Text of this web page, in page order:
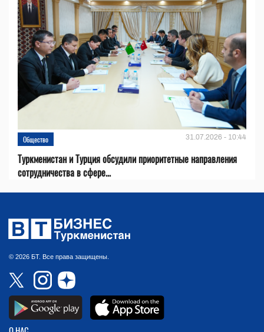
Общество 31.07.2026 - 10:44
Туркменистан и Турция обсудили приоритетные направления
сотрудничества в сфере...
© 2026 БТ. Все права защищены.